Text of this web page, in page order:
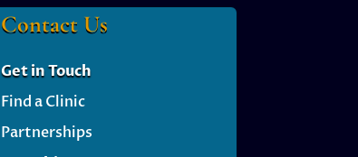
Contact Us
Getin Touch
Find a Clinic
Partnerships